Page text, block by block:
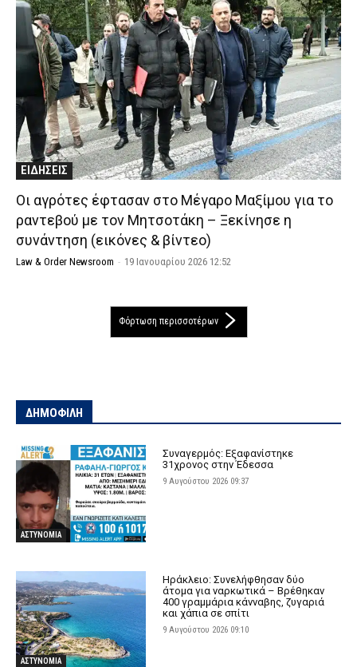
ΕΙΔΗΣΕΙΣ
Οι αγρότες έφτασαν στο Μέγαρο Μαξίμου για το
ραντεβού με τον Μητσοτάκη – Ξεκίνησε η
συνάντηση (εικόνες & βίντεο)
Law & Order Newsroom - 19 Ιανουαρίου 2026 12:52
Φόρτωση περισσοτέρων
ΔΗΜΟΦΙΛΗ
ΑΣΤΥΝΟΜΙΑ
Συναγερμός: Εξαφανίστηκε
31χρονος στην Έδεσσα
9 Αυγούστου 2026 09:37
ΑΣΤΥΝΟΜΙΑ
Ηράκλειο: Συνελήφθησαν δύο
άτομα για ναρκωτικά – Βρέθηκαν
400 γραμμάρια κάνναβης, ζυγαριά
και χάπια σε σπίτι
9 Αυγούστου 2026 09:10